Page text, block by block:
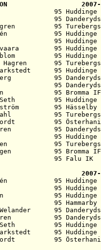
ZON                   2007-
95
95
95
95 Huddinge
95 Huddinge
95 Huddinge
95 Huddinge
Hagren       95
95 Huddinge
95
95
95 Bromma
95 Huddinge
95 Hässelby
95
95
95
95 Huddinge
95
95 Bromma
2007-
95
95 Huddinge
95 Huddinge
95 Hammarby
95
95
95 Huddinge
95 Huddinge